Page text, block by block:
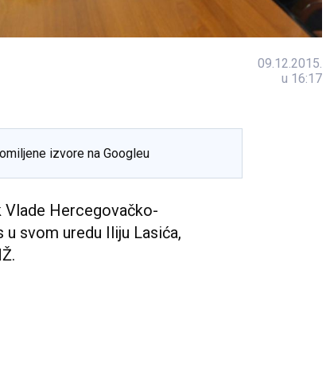
09.12.2015.
u 16:17
izvore na Googleu
Vlade Hercegovačko-
svom uredu Iliju Lasića,